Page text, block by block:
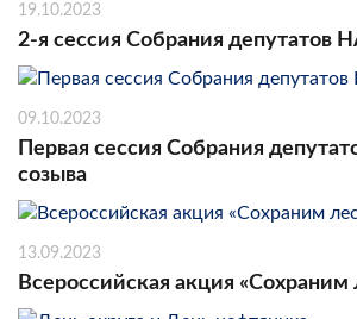
19.10.2023
2-я сессия Собрания депутатов
09.10.2023
Первая сессия Собрания
созыва
13.09.2023
Всероссийская акция «Сохраним